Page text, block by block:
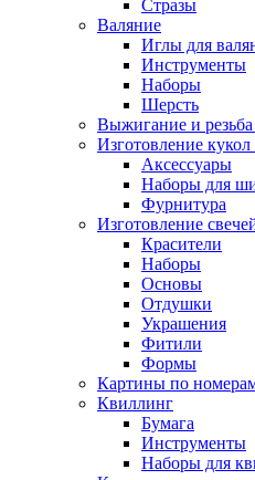
Стразы
Валяние
Иглы для
Инструменты
Наборы
Шерсть
Выжигание и резьба
Изготовление
Аксессуары
Наборы для
Фурнитура
Изготовление
Красители
Наборы
Основы
Отдушки
Украшения
Фитили
Формы
Картины по
Квиллинг
Бумага
Инструменты
Наборы для